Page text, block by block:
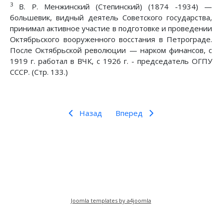
3
В. Р. Менжинский (Степинский) (1874 -1934) —
большевик, видный деятель Советского государства,
принимал активное участие в подготовке и проведении
Октябрьского вооруженного восстания в Петрограде.
После Октябрьской революции — нарком финансов, с
1919 г. работал в ВЧК, с 1926 г. - председатель ОГПУ
СССР. (Стр. 133.)
Назад Вперед
Joomla templates by a4joomla